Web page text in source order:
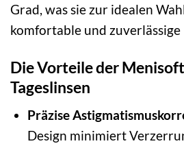
Grad, was sie zur idealen
komfortable und
Die Vorteile der
Tageslinsen
Präzise
Design minimiert